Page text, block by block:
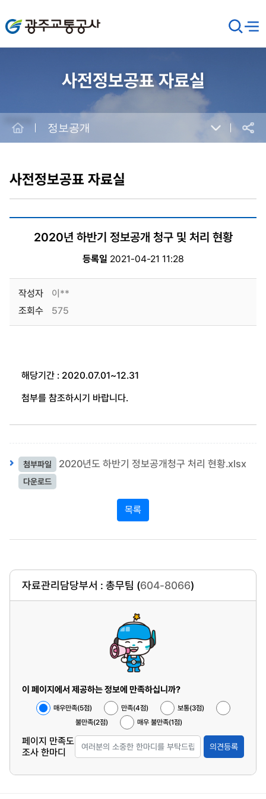
광주교통공사
검
색
창
메뉴
사전정보공표 자료실
공유
정보공개
사전정보공표 자료실
2020년 하반기 정보공개 청구 및 처리 현황
등록일 2021-04-21 11:28
작성자
이**
조회수
575
해당기간 : 2020.07.01~12.31
첨부를 참조하시기 바랍니다.
첨부파일 2020년도 하반기 정보공개청구 처리 현황.xlsx
다운로드
목록
자료관리담당부서 : 총무팀 (604-8066)
이 페이지에서 제공하는 정보에 만족하십니까?
매우만족(5점) 만족(4점)
보통(3점)
불만족(2점)
매우 불만족(1점)
페이지 만족도
조사 한마디
의견등록